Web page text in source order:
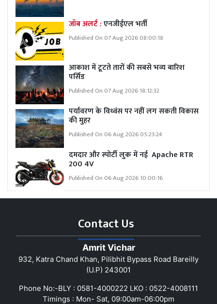
जॉब अलर्ट :एनजीईएल भर्ती
Published On 07 Aug 2026 08:00:18
आकाश में टूटते तारों की सबसे भव्य बारिश
पर्सिड
Published On 07 Aug 2026 18:12:32
पर्यावरण के विध्वंस पर नहीं लग सकती विकास
की मुहर
Published On 06 Aug 2026 05:23:24
दमदार और स्पोर्टी लुक में नई Apache RTR
200 4V
Published On 06 Aug 2026 10:00:16
Contact Us
Amrit Vichar
932, Katra Chand Khan, Pilibhit Bypass Road Bareilly
(U.P) 243001
Phone No:-BLY : 0581-4000222 LKO : 0522-4008111
Timings : Mon- Sat, 09:00am-06:00pm